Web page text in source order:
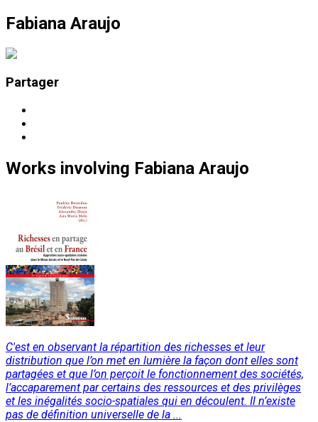
Fabiana Araujo
Partager
Works involving Fabiana Araujo
C'est en observant la répartition des richesses et leur
distribution que l’on met en lumière la façon dont elles sont
partagées et que l’on perçoit le fonctionnement des sociétés,
l’accaparement par certains des ressources et des privilèges
et les inégalités socio-spatiales qui en découlent. Il n’existe
pas de définition universelle de la ...